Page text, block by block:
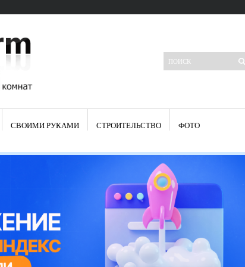
Свежие записи
Японские кухонные ножи: традиции древних самураев
Элитные кухни: стилевые особенности
Элитная посуда для кухни – гордость любой хозяйки
Шкаф-пенал для кухни по инструкции
Электропроводка на кухне: планирование и монтаж
Что представляет собой столовая группа для кухни
Школа ремонта кухни
Черно-белая кухня – дань моде или универсальный вариант дизайна
Электрические вытяжки для кухни:особенности применения
Фасады для кухни своими руками — ваша фантазия, плюс навыки
сотворят чудеса
Шьем шторы на кухню сами: пошаговая инструкция
Чем отмыть жир на кухне – советы опытных хозяек
СВОИМИ РУКАМИ СТРОИТЕЛЬСТВО ФОТО